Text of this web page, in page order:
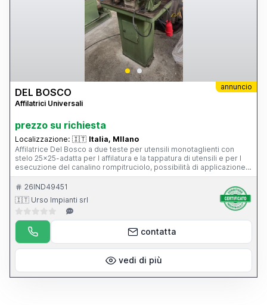
annuncio
DEL BOSCO
Affilatrici Universali
prezzo su richiesta
Localizzazione: 🇮🇹 Italia, MIlano
Affilatrice Del Bosco a due teste per utensili monotaglienti con
stelo 25x25-adatta per l affilatura e la tappatura di utensili e per l
esecuzione del canalino rompitruciolo, possibilità di applicazione
dell apparecchio per l affilatura di punte elicoidali.
26IND49451
🇮🇹 Urso Impianti srl
contatta
vedi di più